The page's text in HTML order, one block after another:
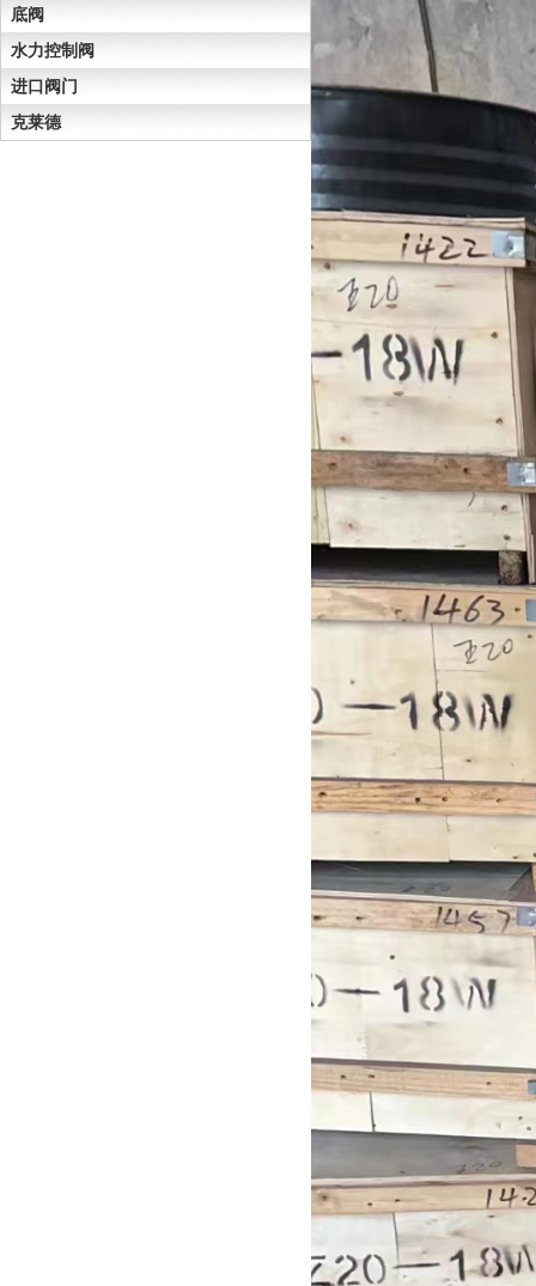
底阀
水力控制阀
进口阀门
克莱德